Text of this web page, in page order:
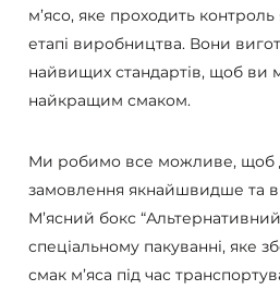
м’ясо, яке проходить
етапі виробництва. Вони
найвищих стандартів, щоб ви
найкращим смаком.
Ми робимо все можливе, щоб
замовлення якнайшвидше та в
М’ясний бокс
спеціальному пакуванні, яке
смак м’яса під час